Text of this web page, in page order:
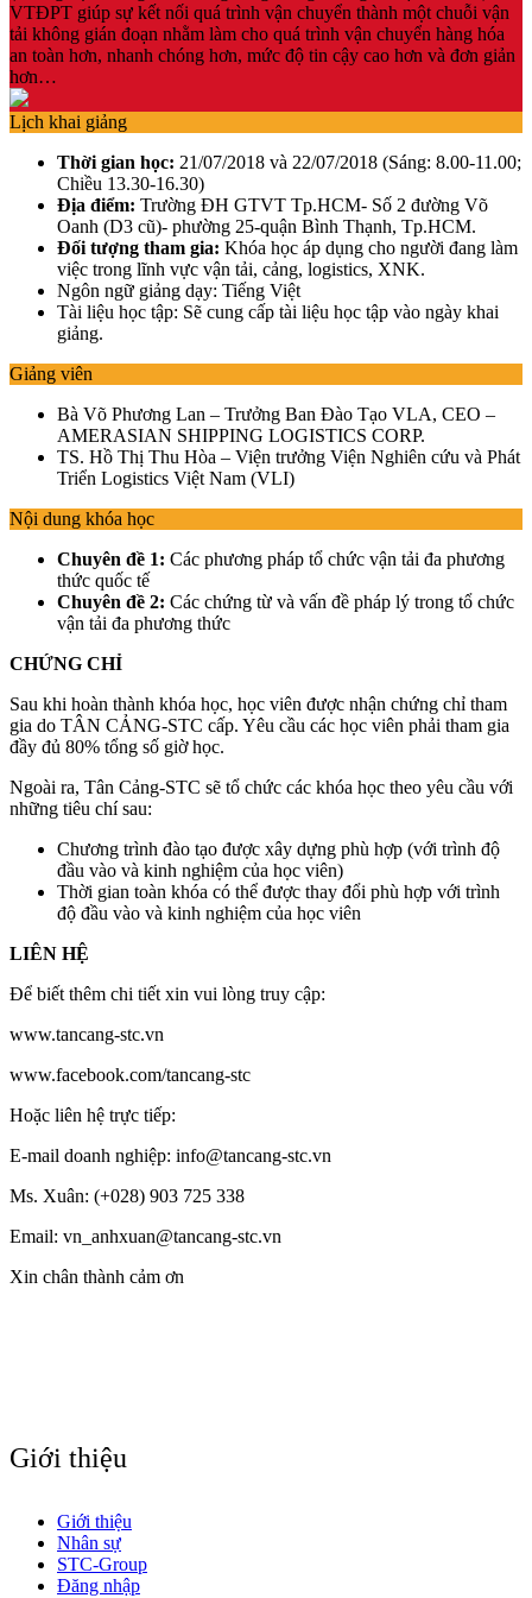
VTĐPT giúp sự kết nối quá trình vận chuyển thành một chuỗi vận
tải không gián đoạn nhằm làm cho quá trình vận chuyển hàng hóa
an toàn hơn, nhanh chóng hơn, mức độ tin cậy cao hơn và đơn giản
hơn…
Lịch khai giảng
Thời gian học: 21/07/2018 và 22/07/2018 (Sáng: 8.00-11.00;
Chiều 13.30-16.30)
Địa điểm: Trường ĐH GTVT Tp.HCM- Số 2 đường Võ
Oanh (D3 cũ)- phường 25-quận Bình Thạnh, Tp.HCM.
Đối tượng tham gia: Khóa học áp dụng cho người đang làm
việc trong lĩnh vực vận tải, cảng, logistics, XNK.
Ngôn ngữ giảng dạy: Tiếng Việt
Tài liệu học tập: Sẽ cung cấp tài liệu học tập vào ngày khai
giảng.
Giảng viên
Bà Võ Phương Lan – Trưởng Ban Đào Tạo VLA, CEO –
AMERASIAN SHIPPING LOGISTICS CORP.
TS. Hồ Thị Thu Hòa – Viện trưởng Viện Nghiên cứu và Phát
Triển Logistics Việt Nam (VLI)
Nội dung khóa học
Chuyên đề 1: Các phương pháp tổ chức vận tải đa phương
thức quốc tế
Chuyên đề 2: Các chứng từ và vấn đề pháp lý trong tổ chức
vận tải đa phương thức
CHỨNG CHỈ
Sau khi hoàn thành khóa học, học viên được nhận chứng chỉ tham
gia do TÂN CẢNG-STC cấp. Yêu cầu các học viên phải tham gia
đầy đủ 80% tổng số giờ học.
Ngoài ra, Tân Cảng-STC sẽ tổ chức các khóa học theo yêu cầu với
những tiêu chí sau:
Chương trình đào tạo được xây dựng phù hợp (với trình độ
đầu vào và kinh nghiệm của học viên)
Thời gian toàn khóa có thể được thay đổi phù hợp với trình
độ đầu vào và kinh nghiệm của học viên
LIÊN HỆ
Để biết thêm chi tiết xin vui lòng truy cập:
www.tancang-stc.vn
www.facebook.com/tancang-stc
Hoặc liên hệ trực tiếp:
E-mail doanh nghiệp: info@tancang-stc.vn
Ms. Xuân: (+028) 903 725 338
Email: vn_anhxuan@tancang-stc.vn
Xin chân thành cảm ơn
Giới thiệu
Giới thiệu
Nhân sự
STC-Group
Đăng nhập